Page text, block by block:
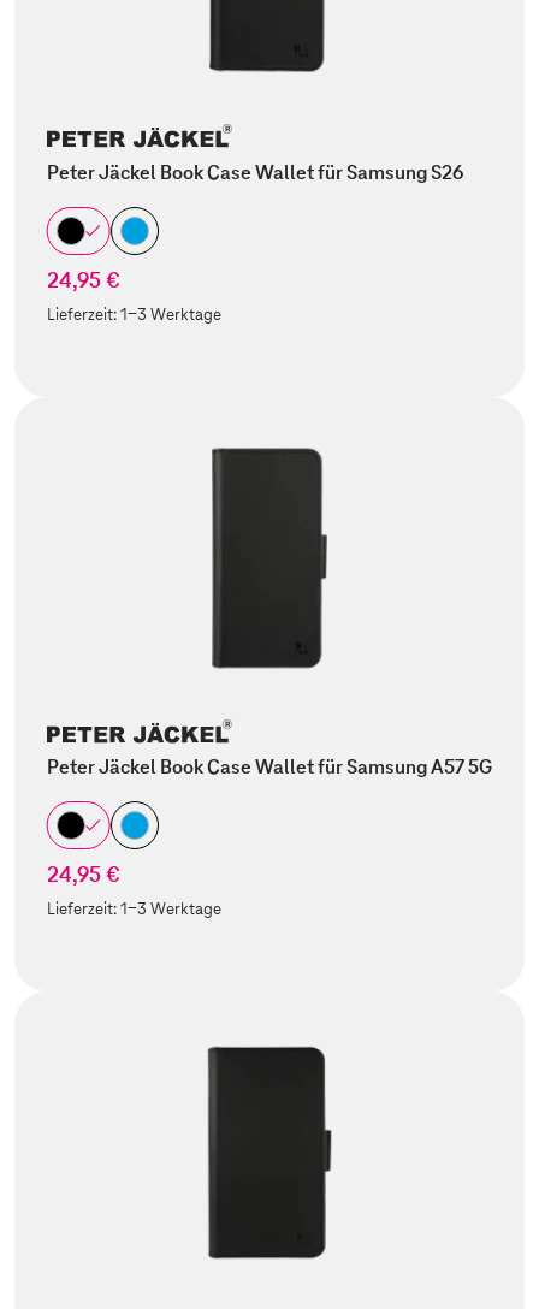
Peter Jäckel Book Case Wallet für Samsung S26
24,95 €
Lieferzeit:1-3 Werktage
Peter Jäckel Book Case Wallet für Samsung A57 5G
24,95 €
Lieferzeit:1-3 Werktage